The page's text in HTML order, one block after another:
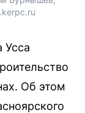
Усса
Об этом